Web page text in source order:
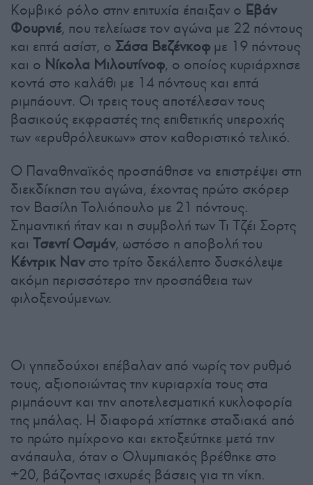
Κομβικό ρόλο στην επιτυχία έπαιξαν ο Εβάν
Φουρνιέ, που τελείωσε τον αγώνα με 22 πόντους
και επτά ασίστ, ο Σάσα Βεζένκοφ με 19 πόντους
και ο Νίκολα Μιλουτίνοφ, ο οποίος κυριάρχησε
κοντά στο καλάθι με 14 πόντους και επτά
ριμπάουντ. Οι τρεις τους αποτέλεσαν τους
βασικούς εκφραστές της επιθετικής υπεροχής
των «ερυθρόλευκων» στον καθοριστικό τελικό.
Ο Παναθηναϊκός προσπάθησε να επιστρέψει στη
διεκδίκηση του αγώνα, έχοντας πρώτο σκόρερ
τον Βασίλη Τολιόπουλο με 21 πόντους.
Σημαντική ήταν και η συμβολή των Τι Τζέι Σορτς
και Τσεντί Οσμάν, ωστόσο η αποβολή του
Κέντρικ Νανστο τρίτο δεκάλεπτο δυσκόλεψε
ακόμη περισσότερο την προσπάθεια των
φιλοξενούμενων.
Οι γηπεδούχοι επέβαλαν από νωρίς τον ρυθμό
τους, αξιοποιώντας την κυριαρχία τους στα
ριμπάουντ και την αποτελεσματική κυκλοφορία
της μπάλας. Η διαφορά χτίστηκε σταδιακά από
το πρώτο ημίχρονο και εκτοξεύτηκε μετά την
ανάπαυλα, όταν ο Ολυμπιακός βρέθηκε στο
+20, βάζοντας ισχυρές βάσεις για τη νίκη.